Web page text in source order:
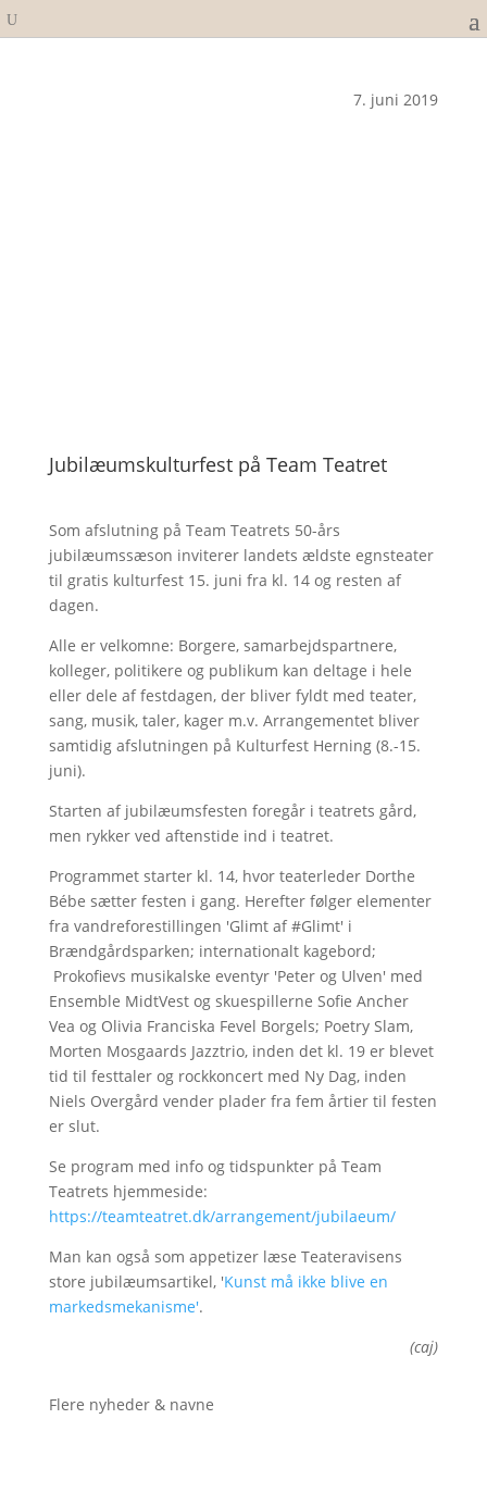
7. juni 2019
Jubilæumskulturfest på Team Teatret
Som afslutning på Team Teatrets 50-års
jubilæumssæson inviterer landets ældste egnsteater
til gratis kulturfest 15. juni fra kl. 14 og resten af
dagen.
Alle er velkomne: Borgere, samarbejdspartnere,
kolleger, politikere og publikum kan deltage i hele
eller dele af festdagen, der bliver fyldt med teater,
sang, musik, taler, kager m.v. Arrangementet bliver
samtidig afslutningen på Kulturfest Herning (8.-15.
juni).
Starten af jubilæumsfesten foregår i teatrets gård,
men rykker ved aftenstide ind i teatret.
Programmet starter kl. 14, hvor teaterleder Dorthe
Bébe sætter festen i gang. Herefter følger elementer
fra vandreforestillingen 'Glimt af #Glimt' i
Brændgårdsparken; internationalt kagebord;
Prokofievs musikalske eventyr 'Peter og Ulven' med
Ensemble MidtVest og skuespillerne Sofie Ancher
Vea og Olivia Franciska Fevel Borgels; Poetry Slam,
Morten Mosgaards Jazztrio, inden det kl. 19 er blevet
tid til festtaler og rockkoncert med Ny Dag, inden
Niels Overgård vender plader fra fem årtier til festen
er slut.
Se program med info og tidspunkter på Team
Teatrets hjemmeside:
https://teamteatret.dk/arrangement/jubilaeum/
Man kan også som appetizer læse Teateravisens
store jubilæumsartikel, 'Kunst må ikke blive en
markedsmekanisme'.
(caj)
Flere nyheder & navne